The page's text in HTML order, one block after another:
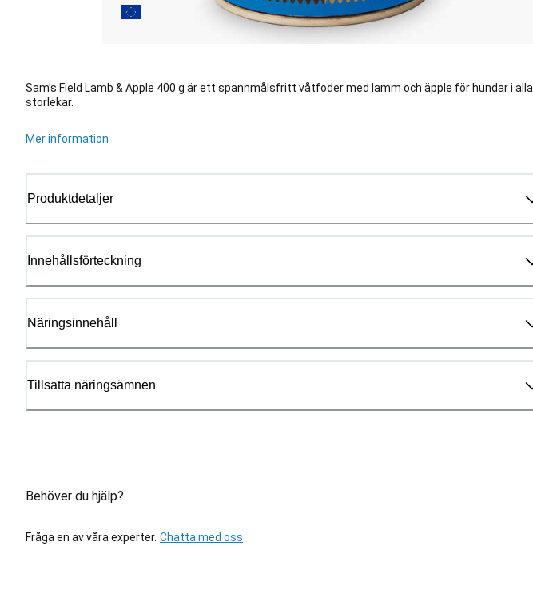
Sam’s Field Lamb & Apple 400 g är ett spannmålsfritt våtfoder med lamm och äpple för hundar i alla
storlekar.
Mer information
Produktdetaljer
Innehållsförteckning
Näringsinnehåll
Tillsatta näringsämnen
Behöver du hjälp?
Fråga en av våra experter. Chatta med oss